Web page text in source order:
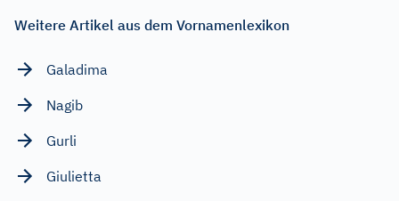
Weitere Artikel aus dem Vornamenlexikon
Galadima
Nagib
Gurli
Giulietta